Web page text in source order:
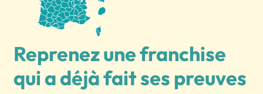
Reprenez une franchise
qui a déjà fait ses preuves